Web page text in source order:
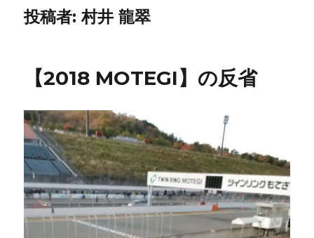
投稿者:村井 龍翠
【2018 MOTEGI】の反省